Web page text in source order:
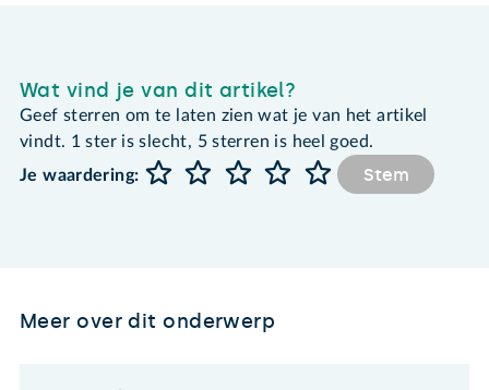
Wat vind je van dit artikel?
Geef sterren om te laten zien wat je van het artikel
vindt. 1 ster is slecht, 5 sterren is heel goed.
Je waardering:
Stem
Meer over dit onderwerp